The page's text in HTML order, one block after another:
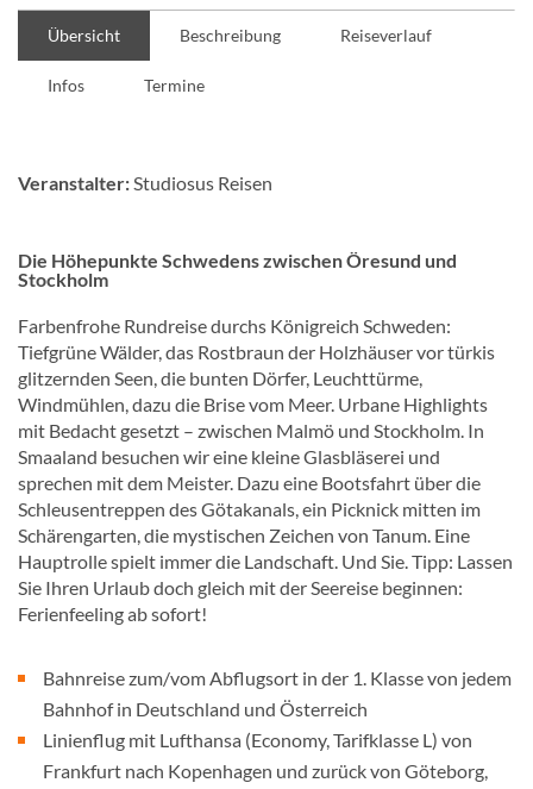
Übersicht Beschreibung Reiseverlauf
Infos Termine
Veranstalter:Studiosus Reisen
Die Höhepunkte Schwedens zwischen Öresund und
Stockholm
Farbenfrohe Rundreise durchs Königreich Schweden:
Tiefgrüne Wälder, das Rostbraun der Holzhäuser vor türkis
glitzernden Seen, die bunten Dörfer, Leuchttürme,
Windmühlen, dazu die Brise vom Meer. Urbane Highlights
mit Bedacht gesetzt – zwischen Malmö und Stockholm. In
Smaaland besuchen wir eine kleine Glasbläserei und
sprechen mit dem Meister. Dazu eine Bootsfahrt über die
Schleusentreppen des Götakanals, ein Picknick mitten im
Schärengarten, die mystischen Zeichen von Tanum. Eine
Hauptrolle spielt immer die Landschaft. Und Sie. Tipp: Lassen
Sie Ihren Urlaub doch gleich mit der Seereise beginnen:
Ferienfeeling ab sofort!
Bahnreise zum/vom Abflugsort in der 1. Klasse von jedem
Bahnhof in Deutschland und Österreich
Linienflug mit Lufthansa (Economy, Tarifklasse L) von
Frankfurt nach Kopenhagen und zurück von Göteborg,